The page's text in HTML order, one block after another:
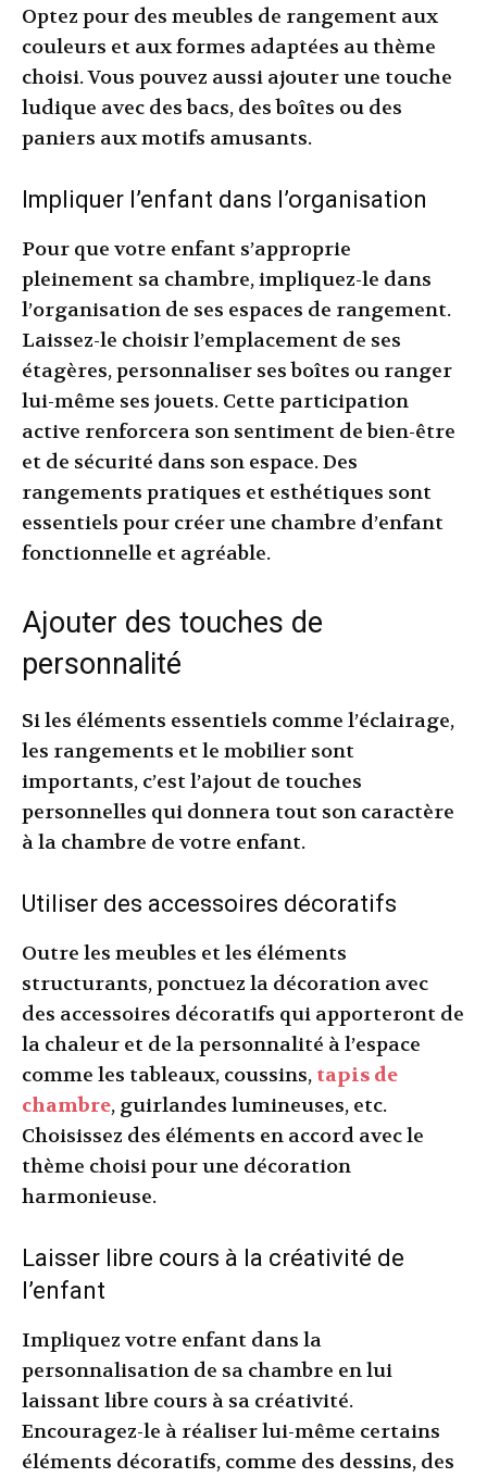
Optez pour des meubles de rangement aux
couleurs et aux formes adaptées au thème
choisi. Vous pouvez aussi ajouter une touche
ludique avec des bacs, des boîtes ou des
paniers aux motifs amusants.
Impliquer l’enfant dans l’organisation
Pour que votre enfant s’approprie
pleinement sa chambre, impliquez-le dans
l’organisation de ses espaces de rangement.
Laissez-le choisir l’emplacement de ses
étagères, personnaliser ses boîtes ou ranger
lui-même ses jouets. Cette participation
active renforcera son sentiment de bien-être
et de sécurité dans son espace. Des
rangements pratiques et esthétiques sont
essentiels pour créer une chambre d’enfant
fonctionnelle et agréable.
Ajouter des touches de
personnalité
Si les éléments essentiels comme l’éclairage,
les rangements et le mobilier sont
importants, c’est l’ajout de touches
personnelles qui donnera tout son caractère
à la chambre de votre enfant.
Utiliser des accessoires décoratifs
Outre les meubles et les éléments
structurants, ponctuez la décoration avec
des accessoires décoratifs qui apporteront de
la chaleur et de la personnalité à l’espace
comme les tableaux, coussins, tapis de
chambre, guirlandes lumineuses, etc.
Choisissez des éléments en accord avec le
thème choisi pour une décoration
harmonieuse.
Laisser libre cours à la créativité de
l’enfant
Impliquez votre enfant dans la
personnalisation de sa chambre en lui
laissant libre cours à sa créativité.
Encouragez-le à réaliser lui-même certains
éléments décoratifs, comme des dessins, des